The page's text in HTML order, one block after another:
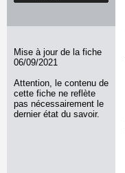
Mise à jour de la fiche
06/09/2021
Attention, le contenu de
cette fiche ne reflète
pas nécessairement le
dernier état du savoir.